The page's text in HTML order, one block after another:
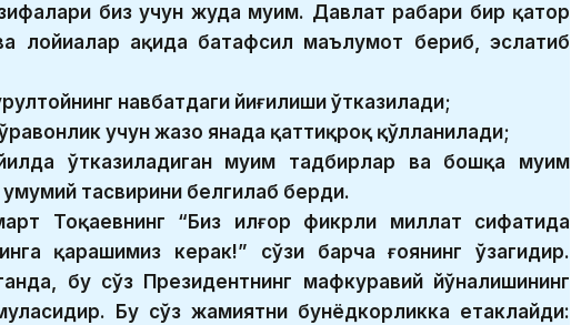
биз учун жуда муҳим. Давлат раҳбари бир қатор
лойиҳалар ҳақида батафсил маълумот бериб, эслатиб
навбатдаги йиғилиши ўтказилади;
учун жазо янада қаттиқроқ қўлланилади;
ўтказиладиган муҳим тадбирлар ва бошқа муҳим
умумий тасвирини белгилаб берди.
Тоқаевнинг “Биз илғор фикрли миллат сифатида
қарашимиз керак!” сўзи барча ғоянинг ўзагидир.
бу сўз Президентнинг мафкуравий йўналишининг
Бу сўз жамиятни бунёдкорликка етаклайди: